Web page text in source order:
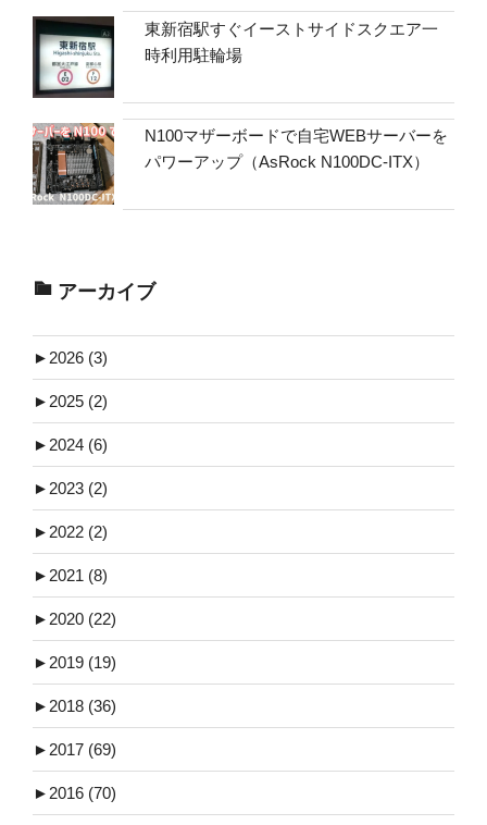
東新宿駅すぐイーストサイドスクエア一
時利用駐輪場
N100マザーボードで自宅WEBサーバーを
パワーアップ（AsRock N100DC-ITX）
アーカイブ
► 2026 (3)
► 2025 (2)
► 2024 (6)
► 2023 (2)
► 2022 (2)
► 2021 (8)
► 2020 (22)
► 2019 (19)
► 2018 (36)
► 2017 (69)
► 2016 (70)